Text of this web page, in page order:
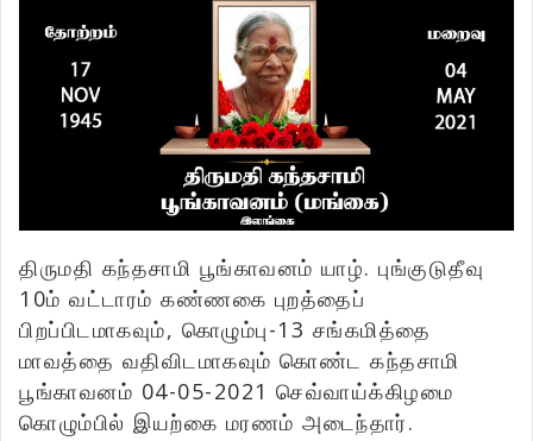
திருமதி கந்தசாமி பூங்காவனம் யாழ். புங்குடுதீவு
10ம் வட்டாரம் கண்ணகை புறத்தைப்
பிறப்பிடமாகவும், கொழும்பு-13 சங்கமித்தை
மாவத்தை வதிவிடமாகவும் கொண்ட கந்தசாமி
பூங்காவனம் 04-05-2021 செவ்வாய்க்கிழமை
கொழும்பில் இயற்கை மரணம் அடைந்தார்.